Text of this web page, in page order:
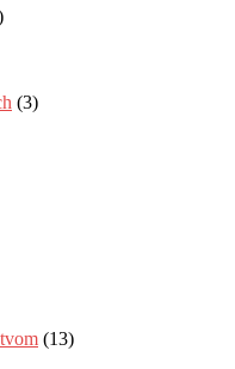
(3)
(13)